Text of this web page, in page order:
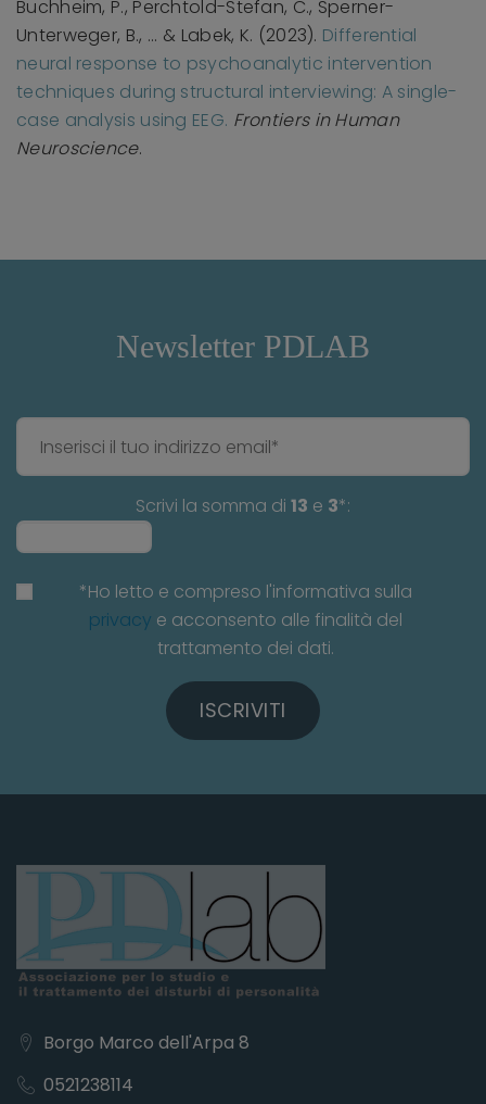
Buchheim, P., Perchtold-Stefan, C., Sperner-
Unterweger, B., ... & Labek, K. (2023). Differential
neural response to psychoanalytic intervention
techniques during structural interviewing: A single-
case analysis using EEG. Frontiers in Human
Neuroscience.
Newsletter PDLAB
Scrivi la somma di 13 e 3*:
*Ho letto e compreso l'informativa sulla
privacy e acconsento alle finalità del
trattamento dei dati.
ISCRIVITI
Borgo Marco dell'Arpa 8
0521238114